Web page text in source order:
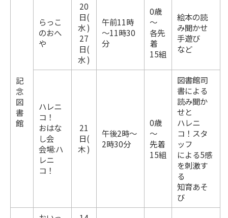
記
念
図
書
館
らっこ
のおへ
や
20
日(
水 )
27
日(
水 )
午前11時
～11時30
分
0歳
～
各先
着
15組
絵本の読
み聞かせ
手遊び
など
ハレニ
コ！
おはな
し会
会場:ハ
レニ
コ！
21
日(
木 )
午後2時～
2時30分
0歳
～
先着
15組
図書館司
書による
読み聞か
せと
ハレニ
コ！スタ
ッフ
による5感
を刺激す
る
知育あそ
び